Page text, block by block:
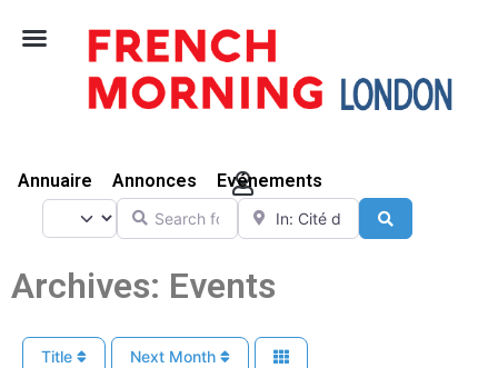
Annuaire Annonces Evénements
Select search type
Search for Near
Archives: Events
Title Next Month